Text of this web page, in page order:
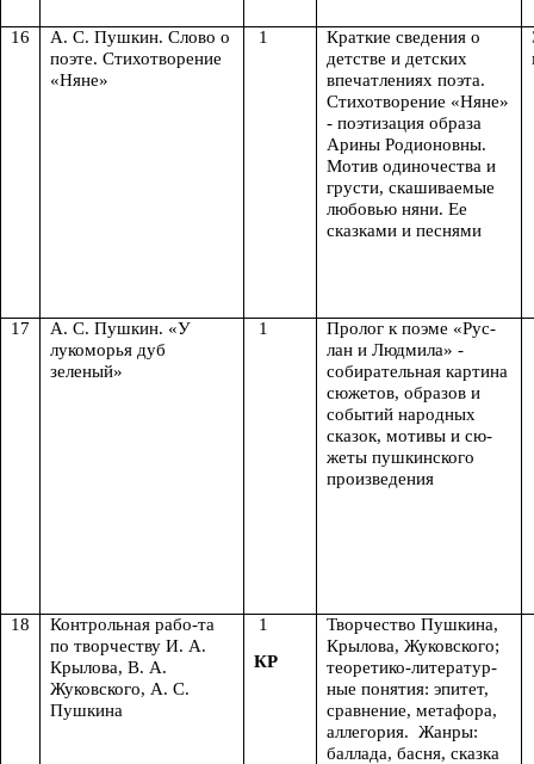
16
А. С. Пушкин. Слово о
поэте. Стихотворение
«Няне»
1
Краткие сведения о
детстве и детских
впечатлениях поэта.
Стихотворение «Няне»
- поэтизация образа
Арины Родионовны.
Мотив одиночества и
грусти, скашиваемые
любовью няни. Ее
сказками и песнями
17
А. С. Пушкин. «У
лукоморья дуб
зеленый»
1
Пролог к поэме «Рус-
лан и Людмила» -
собирательная картина
сюжетов, образов и
событий народных
сказок, мотивы и сю-
жеты пушкинского
произведения
18
Контрольная рабо-та
по творчеству И. А.
Крылова, В. А.
Жуковского, А. С.
Пушкина
1
КР
Творчество Пушкина,
Крылова, Жуковского;
теоретико-литератур-
ные понятия: эпитет,
сравнение, метафора,
аллегория. Жанры:
баллада, басня, сказка